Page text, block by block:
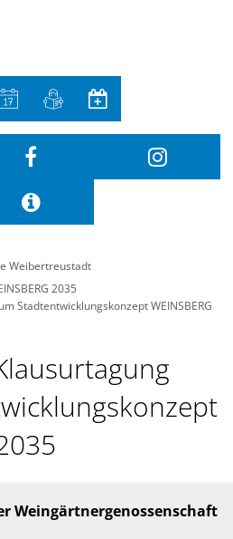
Weibertreustadt
2035
Stadtentwicklungskonzept WEINSBERG
Weingärtnergenossenschaft